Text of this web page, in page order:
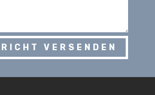
VERSENDEN